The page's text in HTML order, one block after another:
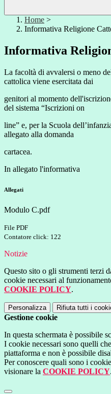
Home >
Informativa Religione
Informativa
La facoltà di avvalersi ο meno
cattolica viene esercitata dai
genitori al momento
del sistema “Iscrizioni on
line” e, per la Scuola
allegato alla domanda
cartacea.
In allegato l'informativa
Allegati
Modulo C.pdf
File PDF
Contatore click: 122
Notizie
Questo sito o gli strumenti terzi
cookie necessari al
COOKIE POLICY.
Personalizza Rifiuta tutti i
Gestione cookie
In questa schermata è possibile
I cookie necessari sono quelli
piattaforma e non è possibile
Per conoscere quali sono i
visionare la COOKIE POLICY.